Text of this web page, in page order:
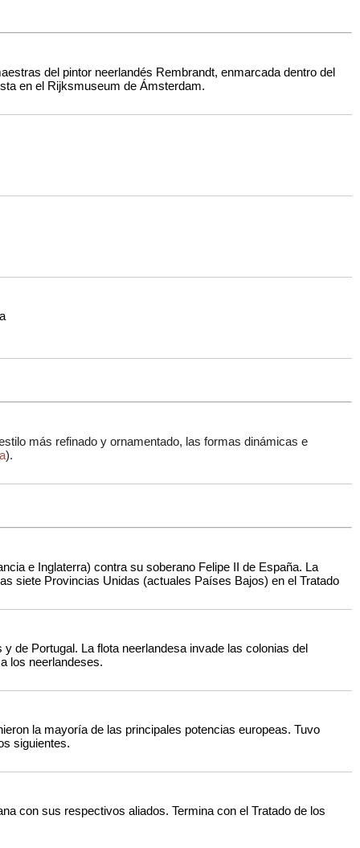
del pintor neerlandés Rembrandt, enmarcada dentro del
en el Rijksmuseum de Ámsterdam.
más refinado y ornamentado, las formas dinámicas e
).
e Inglaterra) contra su soberano Felipe II de España. La
siete Provincias Unidas (actuales Países Bajos) en el Tratado
de Portugal. La flota neerlandesa invade las colonias del
los neerlandeses.
la mayoría de las principales potencias europeas. Tuvo
siguientes.
con sus respectivos aliados. Termina con el Tratado de los